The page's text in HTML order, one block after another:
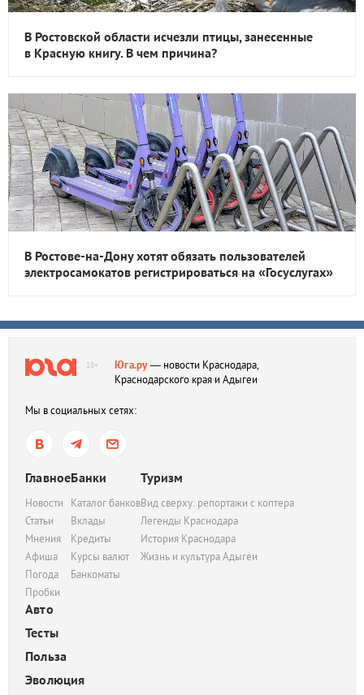
В Ростовской области исчезли птицы, занесенные
в Красную книгу. В чем причина?
В Ростове-на-Дону хотят обязать пользователей
электросамокатов регистрироваться на «Госуслугах»
18+ Юга.ру— новости Краснодара,
Краснодарского края и Адыгеи
Мы в социальных сетях:
Главное
Новости
Статьи
Мнения
Афиша
Погода
Пробки
Банки
Каталог банков
Вклады
Кредиты
Курсы валют
Банкоматы
Туризм
Вид сверху: репортажи с коптера
Легенды Краснодара
История Краснодара
Жизнь и культура Адыгеи
Авто
Тесты
Польза
Эволюция